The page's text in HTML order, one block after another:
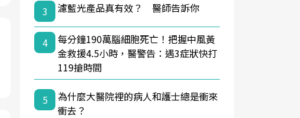
3
濾藍光產品真有效？ 醫師告訴你
4
每分鐘190萬腦細胞死亡！把握中風黃
金救援4.5小時，醫警告：遇3症狀快打
119搶時間
5
為什麼大醫院裡的病人和護士總是衝來
衝去？